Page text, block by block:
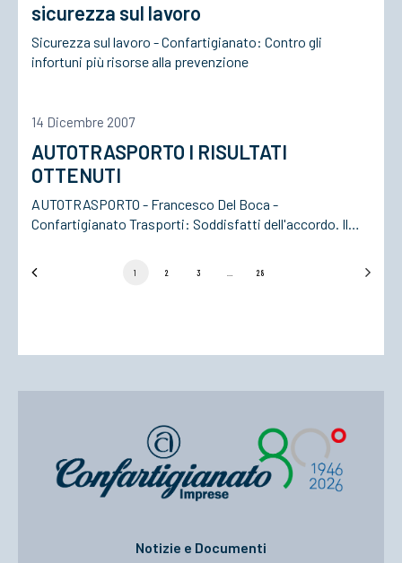
sicurezza sul lavoro
Sicurezza sul lavoro - Confartigianato: Contro gli
infortuni più risorse alla prevenzione
14 Dicembre 2007
AUTOTRASPORTO I RISULTATI
OTTENUTI
AUTOTRASPORTO - Francesco Del Boca -
Confartigianato Trasporti: Soddisfatti dell'accordo. Il…
1 2 3 28
Notizie e Documenti